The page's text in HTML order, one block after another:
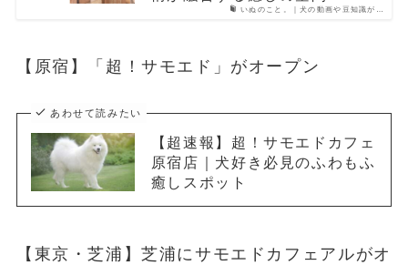
いぬのこと。｜犬の動画や豆知識が…
【原宿】「超！サモエド」がオープン
あわせて読みたい
【超速報】超！サモエドカフェ
原宿店｜犬好き必見のふわもふ
癒しスポット
【東京・芝浦】芝浦にサモエドカフェアルがオ